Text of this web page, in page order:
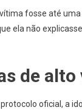
fosse até
ela não
de alto
oficial, a